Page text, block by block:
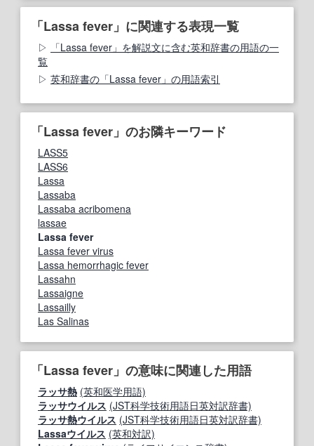
「Lassa fever」に関連する表現一覧
「Lassa fever」を解説文に含む英和辞書の用語の一
覧
英和辞書の「Lassa fever」の用語索引
「Lassa fever」のお隣キーワード
LASS5
LASS6
Lassa
Lassaba
Lassaba acribomena
lassae
Lassa fever
Lassa fever virus
Lassa hemorrhagic fever
Lassahn
Lassaigne
Lassailly
Las Salinas
「Lassa fever」の意味に関連した用語
ラッサ熱 (英和医学用語)
ラッサウイルス (JST科学技術用語日英対訳辞書)
ラッサ熱ウイルス (JST科学技術用語日英対訳辞書)
Lassaウイルス (英和対訳)